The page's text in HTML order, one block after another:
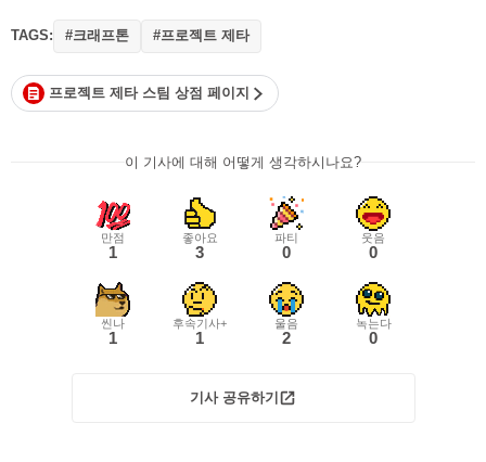
TAGS: #크래프톤 #프로젝트 제타
프로젝트 제타 스팀 상점 페이지
이 기사에 대해 어떻게 생각하시나요?
만점
1
좋아요
3
파티
0
웃음
0
씬나
1
후속기사+
1
울음
2
녹는다
0
기사 공유하기